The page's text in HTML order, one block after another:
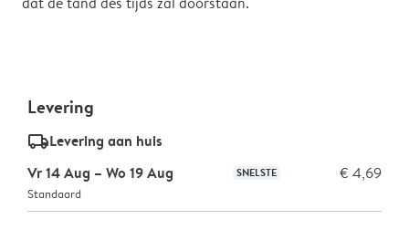
Levering
delivery_standard_v2Levering aan huis
Vr 14 Aug – Wo 19 Aug
SNELSTE € 4,69
Standaard